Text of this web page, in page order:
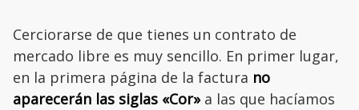
Cerciorarse de que tienes un contrato de
mercado libre es muy sencillo. En primer lugar,
en la primera página de la factura no
aparecerán las siglas «Cor»a las que hacíamos